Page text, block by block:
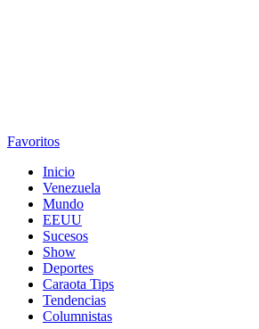
Favoritos
Inicio
Venezuela
Mundo
EEUU
Sucesos
Show
Deportes
Caraota Tips
Tendencias
Columnistas